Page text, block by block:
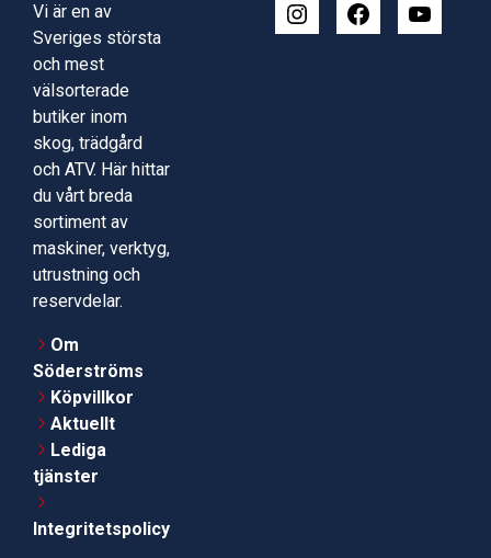
Vi är en av
Sveriges största
och mest
välsorterade
butiker inom
skog, trädgård
och ATV. Här hittar
du vårt breda
sortiment av
maskiner, verktyg,
utrustning och
reservdelar.
Om
Söderströms
Köpvillkor
Aktuellt
Lediga
tjänster
Integritetspolicy